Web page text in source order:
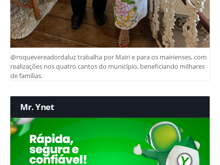
@roquevereadordaluz trabalha por Mairi e para os mairienses, com
realizações nos quatro cantos do município, beneficiando milhares
de famílias.
Mr. Ynet